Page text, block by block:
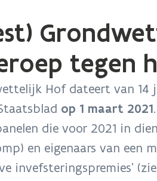
tegen
Hof dateert van 14
op 1 maart 2021.
die voor 2021 in
en eigenaars van een
invefsteringspremies’ (zie